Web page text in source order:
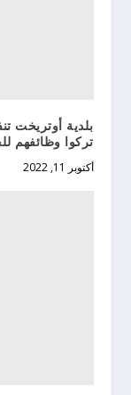
بلدية أوتريخت
تركوا وظائفهم
أكتوبر 11, 2022